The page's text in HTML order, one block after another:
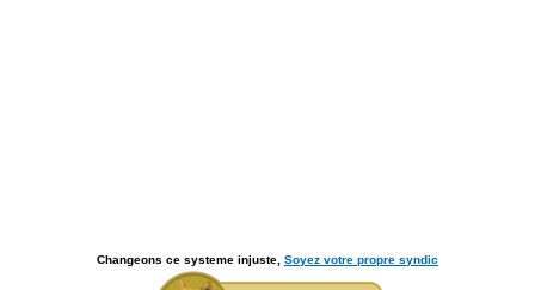
Changeons ce systeme injuste, Soyez votre propre syndic